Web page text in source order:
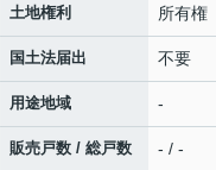
土地権利 所有権
国土法届出 不要
用途地域 -
販売戸数 / 総戸数 - / -